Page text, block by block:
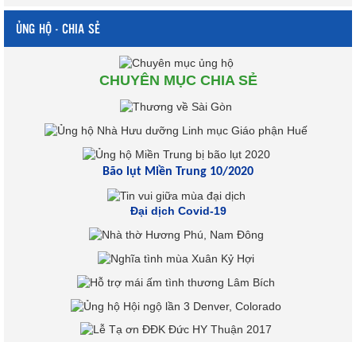
ỦNG HỘ - CHIA SẺ
CHUYÊN MỤC CHIA SẺ
Bão lụt Miền Trung 10/2020
Đại dịch Covid-19